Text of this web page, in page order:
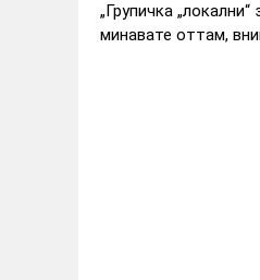
„Групичка
минавате оттам,